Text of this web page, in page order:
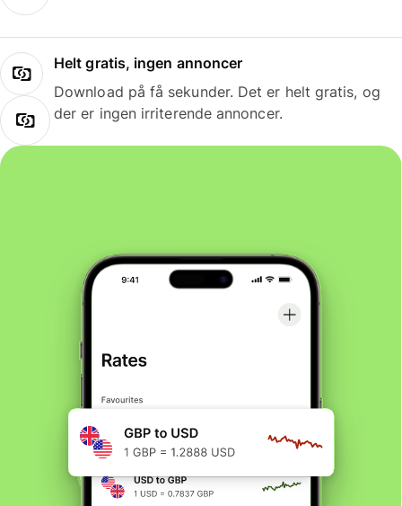
Helt gratis, ingen annoncer
Download på få sekunder. Det er helt gratis, og
der er ingen irriterende annoncer.